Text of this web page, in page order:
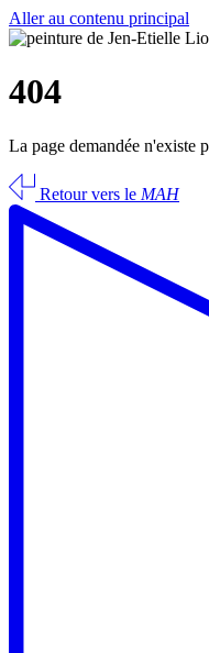
Aller au contenu principal
404
La page demandée n'existe
Retour vers le MAH